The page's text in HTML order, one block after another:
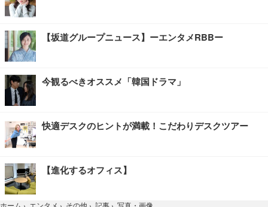
【坂道グループニュース】ーエンタメRBBー
今観るべきオススメ「韓国ドラマ」
快適デスクのヒントが満載！こだわりデスクツアー
【進化するオフィス】
ホーム › エンタメ › その他 › 記事 › 写真・画像